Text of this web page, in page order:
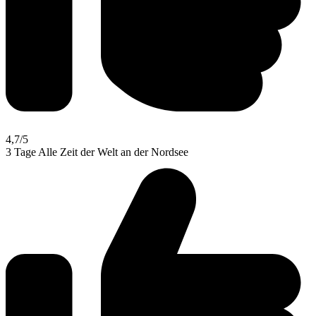
4,7/5
3 Tage Alle Zeit der Welt an der Nordsee